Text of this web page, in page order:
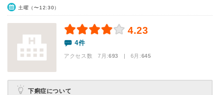
土曜（〜12:30）
4.23
4件
アクセス数 7月:693 | 6月:645
下痢症について